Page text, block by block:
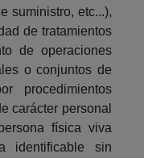
suministro, etc...),
de tratamientos
de operaciones
o conjuntos de
procedimientos
carácter personal
física viva
identificable sin